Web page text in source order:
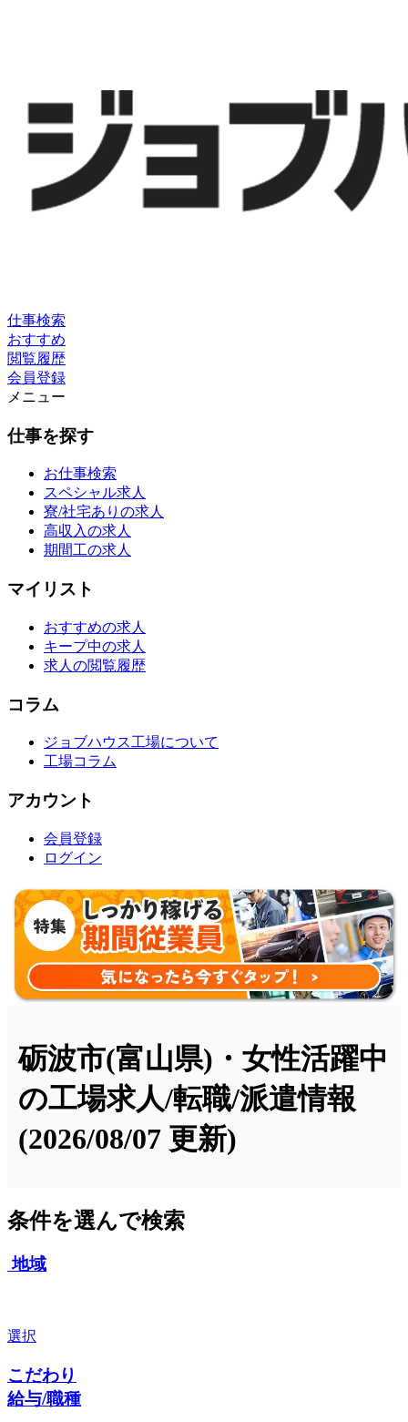
仕事検索
おすすめ
閲覧履歴
会員登録
メニュー
仕事を探す
お仕事検索
スペシャル求人
寮/社宅ありの求人
高収入の求人
期間工の求人
マイリスト
おすすめの求人
キープ中の求人
求人の閲覧履歴
コラム
ジョブハウス工場について
工場コラム
アカウント
会員登録
ログイン
砺波市(富山県)・女性活躍中
の工場求人/転職/派遣情報
(2026/08/07 更新)
条件を選んで検索
地域
選択
こだわり
給与/職種